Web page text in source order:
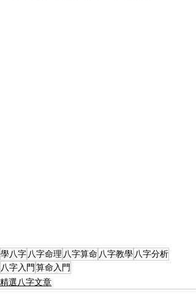
學八字八字命理 八字算命八字教學八字分析
八字入門算命入門
精選八字文章